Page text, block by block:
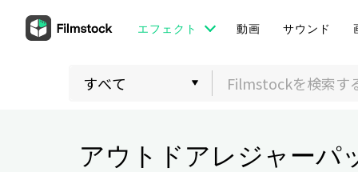
エフェクト 動画 サウンド
アウトドアレジャーパ